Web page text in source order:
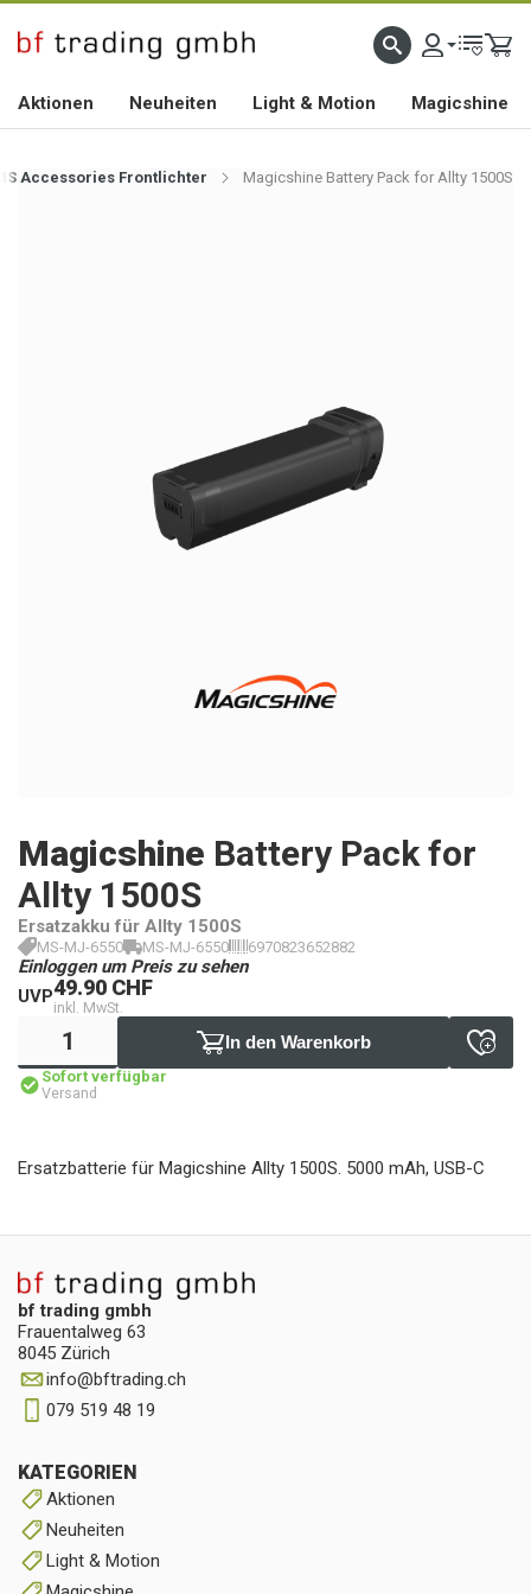
HOCHWERTIGES BIKEZUBEHÖR SEIT 2010
Aktionen Neuheiten Light & Motion Magicshine
Accessories Frontlichter Magicshine Battery Pack for Allty 1500S
Magicshine Battery Pack for
Allty 1500S
Ersatzakku für Allty 1500S
MS-MJ-6550 MS-MJ-6550 6970823652882
Einloggen um Preis zu sehen
UVP49.90 CHF
inkl. MwSt.
In den Warenkorb
Sofort verfügbar
Versand
Ersatzbatterie für Magicshine Allty 1500S. 5000 mAh, USB-C
bf trading gmbh
Frauentalweg 63
8045 Zürich
info@bftrading.ch
079 519 48 19
KATEGORIEN
Aktionen
Neuheiten
Light & Motion